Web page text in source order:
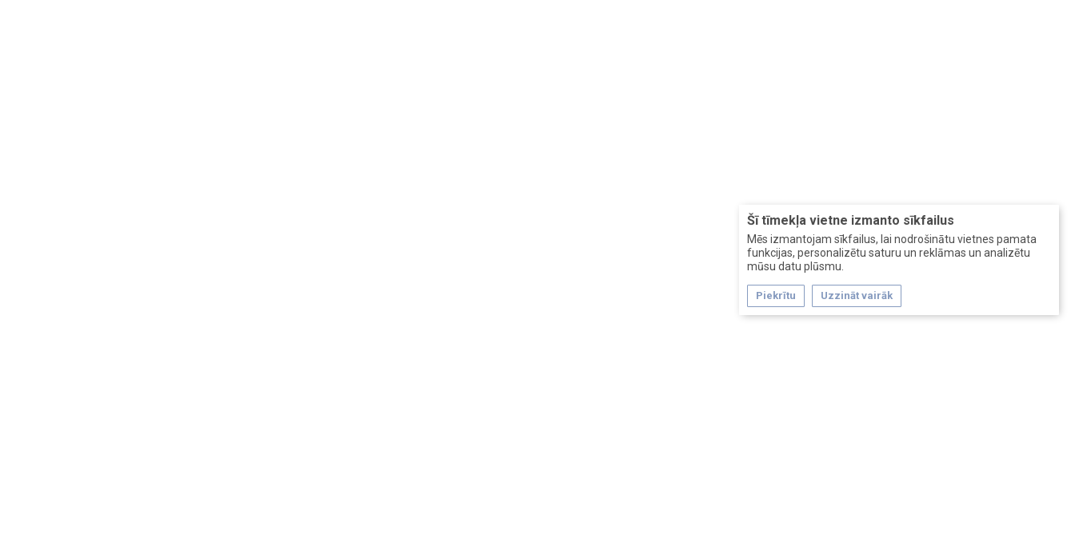
Šī tīmekļa vietne izmanto sīkfailus
Mēs izmantojam sīkfailus, lai nodrošinātu vietnes pamata
funkcijas, personalizētu saturu un reklāmas un analizētu
mūsu datu plūsmu.
Piekrītu Uzzināt vairāk